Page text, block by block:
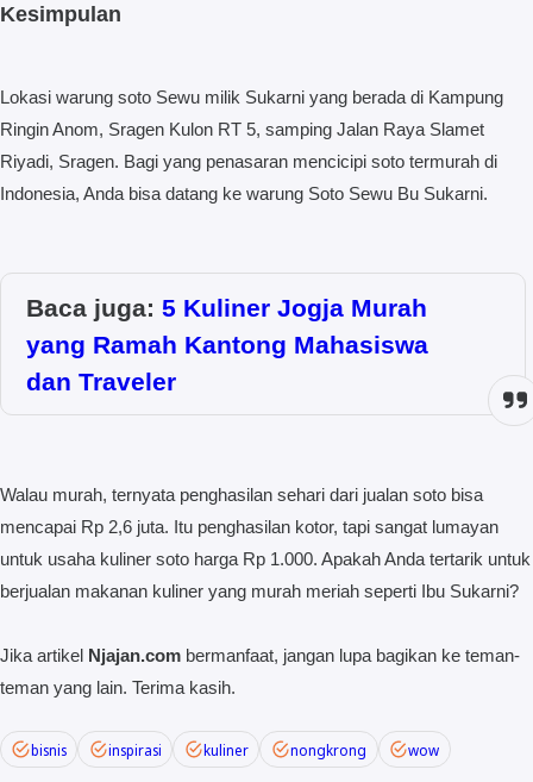
Kesimpulan
Lokasi warung soto Sewu milik Sukarni yang berada di Kampung
Ringin Anom, Sragen Kulon RT 5, samping Jalan Raya Slamet
Riyadi, Sragen. Bagi yang penasaran mencicipi soto termurah di
Indonesia, Anda bisa datang ke warung Soto Sewu Bu Sukarni.
Baca juga: 5 Kuliner Jogja Murah
yang Ramah Kantong Mahasiswa
dan Traveler
Walau murah, ternyata penghasilan sehari dari jualan soto bisa
mencapai Rp 2,6 juta. Itu penghasilan kotor, tapi sangat lumayan
untuk usaha kuliner soto harga Rp 1.000. Apakah Anda tertarik untuk
berjualan makanan kuliner yang murah meriah seperti Ibu Sukarni?
Jika artikel Njajan.com bermanfaat, jangan lupa bagikan ke teman-
teman yang lain. Terima kasih.
bisnis inspirasi kuliner nongkrong wow